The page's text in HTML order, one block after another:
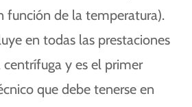
función de la temperatura).
en todas las prestaciones
y es el primer
que debe tenerse en